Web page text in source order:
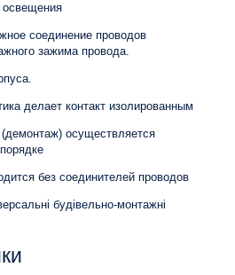
освещения
соединение проводов
зажима провода.
делает контакт изолированным
осуществляется
без соединителей проводов
будівельно-монтажні